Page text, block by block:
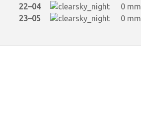
22–04
0 mm
23–05
0 mm